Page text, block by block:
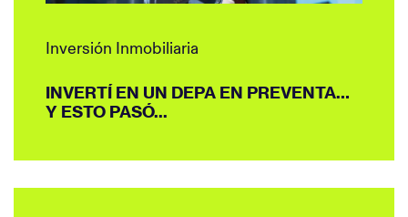
Inversión Inmobiliaria
INVERTÍ EN UN DEPA EN PREVENTA…
Y ESTO PASÓ...